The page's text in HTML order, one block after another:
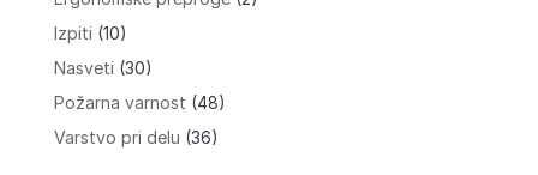
Izpiti (10)
Nasveti (30)
Požarna varnost (48)
Varstvo pri delu (36)